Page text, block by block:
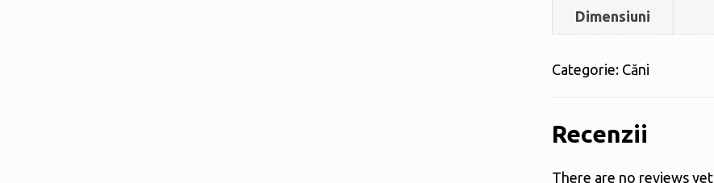
Dimensiuni
Categorie: Căni
Recenzii
There are no reviews yet